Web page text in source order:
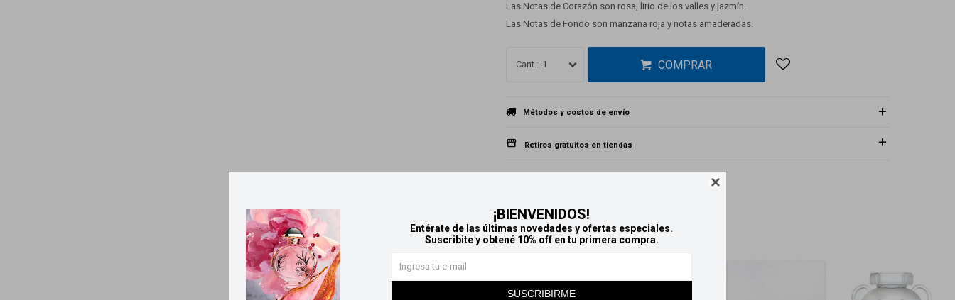

¡BIENVENIDOS!
Entérate de las últimas novedades y ofertas especiales.
Suscribite y obtené 10% off en tu primera compra.
SUSCRIBIRME
Las Notas de Corazón son rosa, lirio de los valles y jazmín.
Las Notas de Fondo son manzana roja y notas amaderadas.
1 COMPRAR
Métodos y costos de envío
Retiros gratuitos en tiendas